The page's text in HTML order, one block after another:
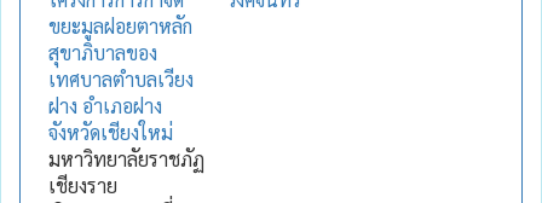
ขยะมูลฝอยตาหลัก
สุขาภิบาลของ
เทศบาลตำบลเวียง
ฝาง อำเภอฝาง
จังหวัดเชียงใหม่
มหาวิทยาลัยราชภัฏ
เชียงราย